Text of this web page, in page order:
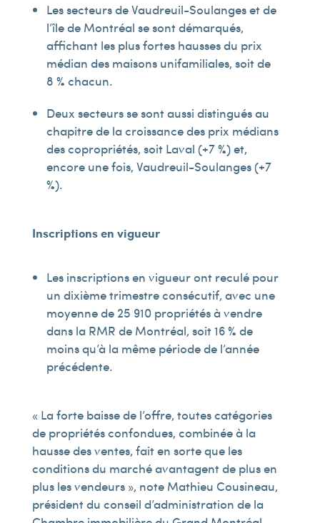
Les secteurs de Vaudreuil-Soulanges et de
l’île de Montréal se sont démarqués,
affichant les plus fortes hausses du prix
médian des maisons unifamiliales, soit de
8 % chacun.
Deux secteurs se sont aussi distingués au
chapitre de la croissance des prix médians
des copropriétés, soit Laval (+7 %) et,
encore une fois, Vaudreuil-Soulanges (+7
%).
Inscriptions en vigueur
Les inscriptions en vigueur ont reculé pour
un dixième trimestre consécutif, avec une
moyenne de 25 910 propriétés à vendre
dans la RMR de Montréal, soit 16 % de
moins qu’à la même période de l’année
précédente.
« La forte baisse de l’offre, toutes catégories
de propriétés confondues, combinée à la
hausse des ventes, fait en sorte que les
conditions du marché avantagent de plus en
plus les vendeurs », note Mathieu Cousineau,
président du conseil d’administration de la